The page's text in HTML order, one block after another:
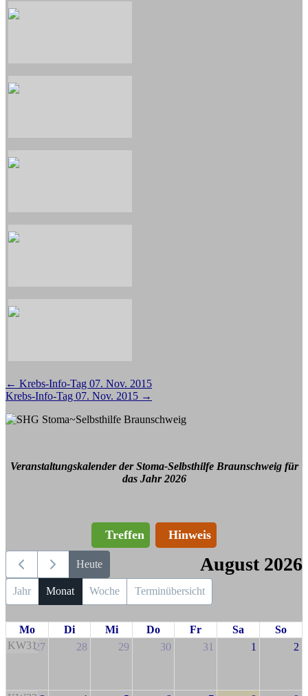
Beitragsnavigation
← Krebs-Info-Tag 07. Nov. 2015
Krebs-Info-Tag 07. Nov. 2015 →
Veranstaltungskalender der Stoma-Selbsthilfe Braunschweig für
das Jahr 2026
Treffen Hinweis
Heute August 2026
Jahr Monat Woche Terminübersicht
Mo Di Mi Do Fr Sa
So
KW3127 28 29 30 31 1 2